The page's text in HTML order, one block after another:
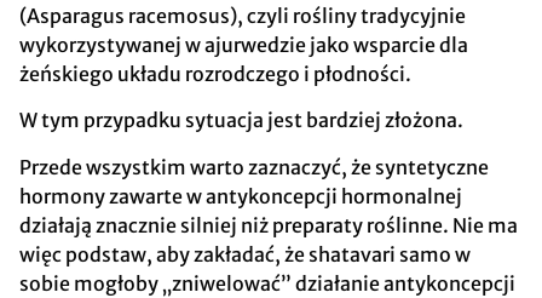
(Asparagus racemosus), czyli rośliny tradycyjnie
wykorzystywanej w ajurwedzie jako wsparcie dla
żeńskiego układu rozrodczego i płodności.
W tym przypadku sytuacja jest bardziej złożona.
Przede wszystkim warto zaznaczyć, że syntetyczne
hormony zawarte w antykoncepcji hormonalnej
działają znacznie silniej niż preparaty roślinne. Nie ma
więc podstaw, aby zakładać, że shatavari samo w
sobie mogłoby „zniwelować” działanie antykoncepcji